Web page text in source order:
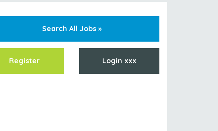
Search All Jobs »
Register Login xxx